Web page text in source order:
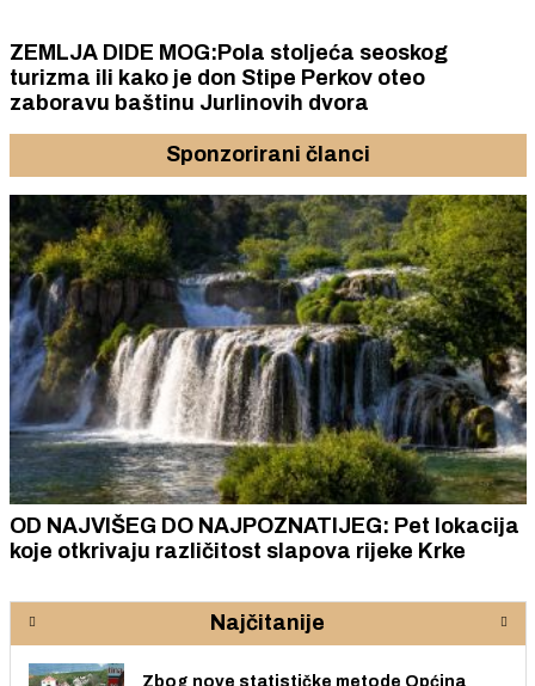
ZEMLJA DIDE MOG:Pola stoljeća seoskog
turizma ili kako je don Stipe Perkov oteo
zaboravu baštinu Jurlinovih dvora
Sponzorirani članci
OD NAJVIŠEG DO NAJPOZNATIJEG: Pet lokacija
koje otkrivaju različitost slapova rijeke Krke
Najčitanije
Zbog nove statističke metode Općina